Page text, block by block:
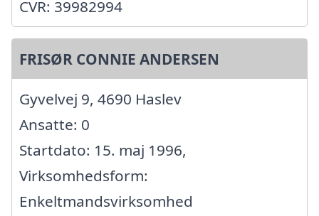
CVR: 39982994
FRISØR CONNIE ANDERSEN
Gyvelvej 9, 4690 Haslev
Ansatte: 0
Startdato: 15. maj 1996,
Virksomhedsform:
Enkeltmandsvirksomhed